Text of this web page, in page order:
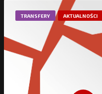
TRANSFERY AKTUALNOŚCI